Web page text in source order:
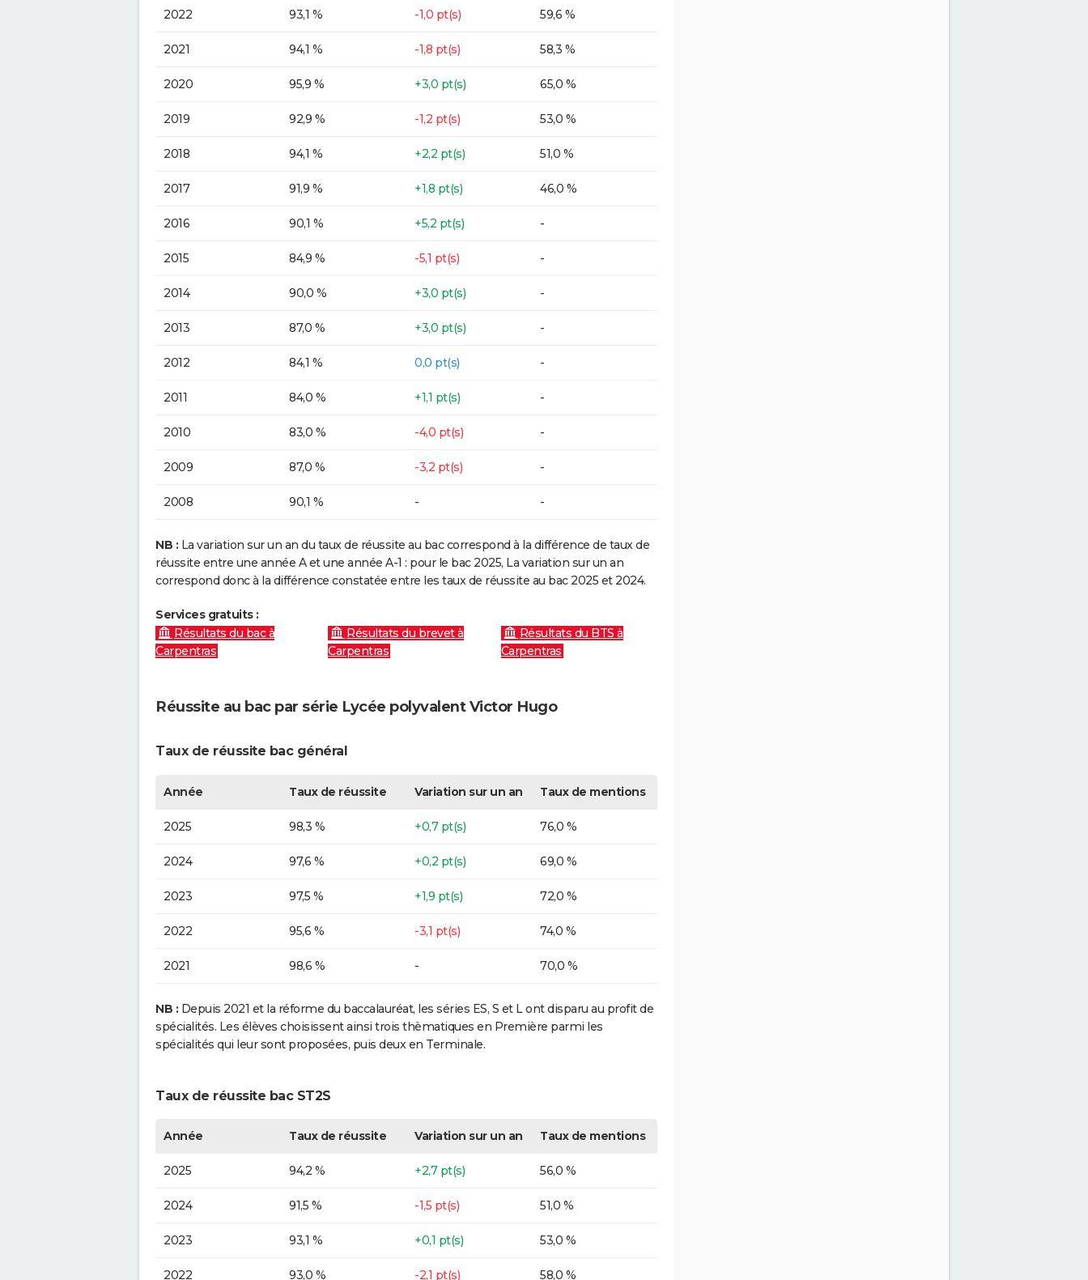
2022 93,1 % -1,0 pt(s) 59,6 %
2021 94,1 % -1,8 pt(s) 58,3 %
2020 95,9 % +3,0 pt(s) 65,0 %
2019 92,9 % -1,2 pt(s) 53,0 %
2018 94,1 % +2,2 pt(s) 51,0 %
2017 91,9 % +1,8 pt(s) 46,0 %
2016 90,1 % +5,2 pt(s) -
2015 84,9 % -5,1 pt(s) -
2014 90,0 % +3,0 pt(s) -
2013 87,0 % +3,0 pt(s) -
2012 84,1 % 0,0 pt(s) -
2011 84,0 % +1,1 pt(s) -
2010 83,0 % -4,0 pt(s) -
2009 87,0 % -3,2 pt(s) -
2008 90,1 % - -
NB : La variation sur un an du taux de réussite au bac correspond à la différence de taux de
réussite entre une année A et une année A-1 : pour le bac 2025, La variation sur un an
correspond donc à la différence constatée entre les taux de réussite au bac 2025 et 2024.
Services gratuits :
Résultats du bac à
Carpentras
Résultats du brevet à
Carpentras
Résultats du BTS à
Carpentras
Réussite au bac par série Lycée polyvalent Victor Hugo
Taux de réussite bac général
Année Taux de réussite Variation sur un an Taux de mentions
2025 98,3 % +0,7 pt(s) 76,0 %
2024 97,6 % +0,2 pt(s) 69,0 %
2023 97,5 % +1,9 pt(s) 72,0 %
2022 95,6 % -3,1 pt(s) 74,0 %
2021 98,6 % - 70,0 %
NB : Depuis 2021 et la réforme du baccalauréat, les séries ES, S et L ont disparu au profit de
spécialités. Les élèves choisissent ainsi trois thèmatiques en Première parmi les
spécialités qui leur sont proposées, puis deux en Terminale.
Taux de réussite bac ST2S
Année Taux de réussite Variation sur un an Taux de mentions
2025 94,2 % +2,7 pt(s) 56,0 %
2024 91,5 % -1,5 pt(s) 51,0 %
2023 93,1 % +0,1 pt(s) 53,0 %
2022 93,0 % -2,1 pt(s) 58,0 %